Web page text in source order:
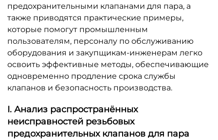
предохранительными клапанами для пара, а
также приводятся практические примеры,
которые помогут промышленным
пользователям, персоналу по обслуживанию
оборудования и закупщикам-инженерам легко
освоить эффективные методы, обеспечивающие
одновременно продление срока службы
клапанов и безопасность производства.
I. Анализ распространённых
неисправностей резьбовых
предохранительных клапанов для пара